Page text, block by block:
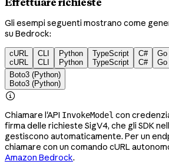
Effettuare richieste
Gli esempi seguenti mostrano come
su Bedrock:
cURL
cURL
CLI
CLI
Python
Python
TypeScript
TypeScript
C#
C#
Go
Go
Boto3 (Python)
Boto3 (Python)

Chiamare l'API InvokeModel con
firma delle richieste SigV4, che gli SDK
gestiscono automaticamente. Per un
chiamare con un comando cURL
Amazon Bedrock.